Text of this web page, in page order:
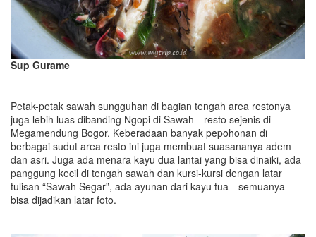
Sup Gurame
Petak-petak sawah sungguhan di bagian tengah area restonya
juga lebih luas dibanding Ngopi di Sawah --resto sejenis di
Megamendung Bogor. Keberadaan banyak pepohonan di
berbagai sudut area resto ini juga membuat suasananya adem
dan asri. Juga ada menara kayu dua lantai yang bisa dinaiki, ada
panggung kecil di tengah sawah dan kursi-kursi dengan latar
tulisan “Sawah Segar”, ada ayunan dari kayu tua --semuanya
bisa dijadikan latar foto.